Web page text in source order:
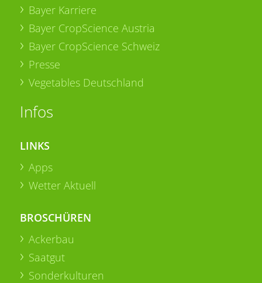
Bayer Karriere
Bayer CropScience Austria
Bayer CropScience Schweiz
Presse
Vegetables Deutschland
Infos
LINKS
Apps
Wetter Aktuell
BROSCHÜREN
Ackerbau
Saatgut
Sonderkulturen